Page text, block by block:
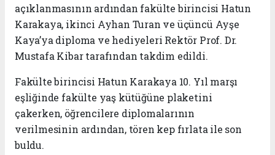
açıklanmasının ardından fakülte birincisi Hatun
Karakaya, ikinci Ayhan Turan ve üçüncü Ayşe
Kaya’ya diploma ve hediyeleri Rektör Prof. Dr.
Mustafa Kibar tarafından takdim edildi.
Fakülte birincisi Hatun Karakaya 10. Yıl marşı
eşliğinde fakülte yaş kütüğüne plaketini
çakerken, öğrencilere diplomalarının
verilmesinin ardından, tören kep fırlata ile son
buldu.